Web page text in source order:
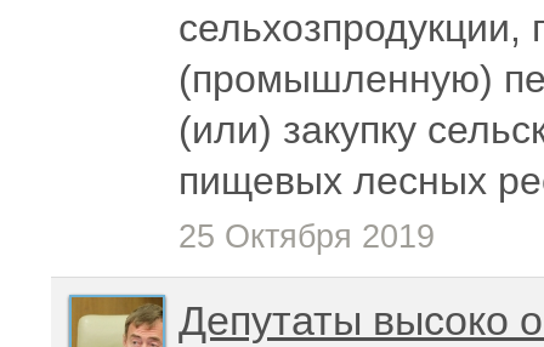
(промышленную)
(или) закупку
пищевых лесных
25 Октября 2019
Депутаты высоко